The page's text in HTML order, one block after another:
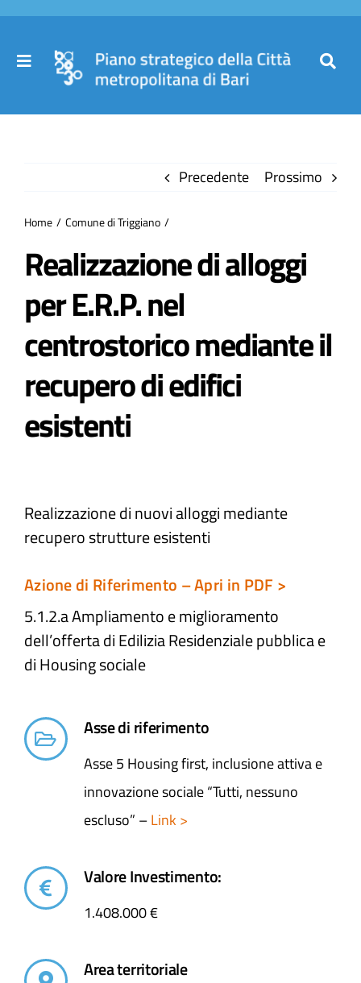
Salta
contenuto
Toggle
Partecipa
Comuni
Atti e Docunenti
Progetti
Precedente Prossimo
Home Comune di Triggiano
Realizzazione di alloggi
per E.R.P. nel
centrostorico mediante il
recupero di edifici
esistenti
Realizzazione di nuovi alloggi mediante
recupero strutture esistenti
Azione di Riferimento – Apri in PDF >
5.1.2.a Ampliamento e miglioramento
dell’offerta di Edilizia Residenziale pubblica e
di Housing sociale
Asse di riferimento
Asse 5 Housing first, inclusione attiva e
innovazione sociale “Tutti, nessuno
escluso” –Link >
Valore Investimento:
1.408.000 €
Area territoriale